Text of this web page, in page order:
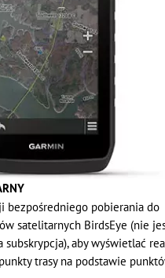
bezpośredniego pobierania do
satelitarnych BirdsEye (nie
subskrypcja), aby wyświetlać
trasy na podstawie